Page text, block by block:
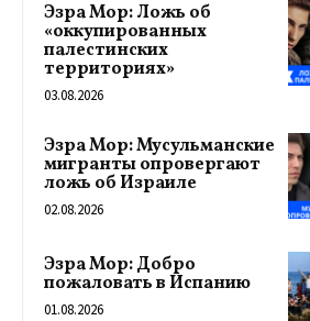
Эзра Мор: Ложь об
«оккупированных
палестинских
территориях»
03.08.2026
Эзра Мор: Мусульманские
мигранты опровергают
ложь об Израиле
02.08.2026
Эзра Мор: Добро
пожаловать в Испанию
01.08.2026